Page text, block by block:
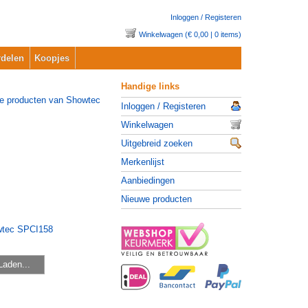
Inloggen / Registeren
Winkelwagen (€ 0,00 | 0 items)
Koopjes
Handige links
Inloggen / Registeren
Winkelwagen
Uitgebreid zoeken
Merkenlijst
Aanbiedingen
Nieuwe producten